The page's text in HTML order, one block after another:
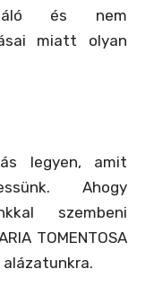
és nem
miatt olyan
legyen, amit
Ahogy
szembeni
TOMENTOSA